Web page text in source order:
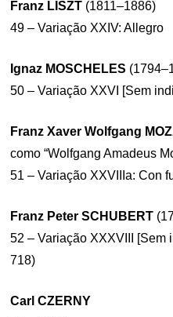
Franz LISZT (1811–1886)
49 – Variação XXIV: Allegro
Ignaz MOSCHELES
50 – Variação XXVI [Sem
Franz Xaver Wolfgang
como “Wolfgang Amadeus
51 – Variação XXVIIIa: Con
Franz Peter SCHUBERT
52 – Variação XXXVIII [Sem
718)
Carl CZERNY